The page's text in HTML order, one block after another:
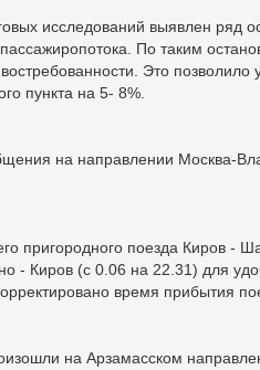
исследований выявлен ряд
По таким
Это позволило
пункта на 5- 8%.
на направлении Москва-
пригородного поезда Киров -
- Киров (с 0.06 на 22.31) для
время прибытия
на Арзамасском